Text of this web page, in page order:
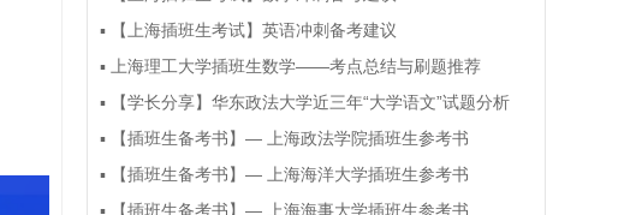
▪
【上海插班生考试】英语冲刺备考建议
▪
上海理工大学插班生数学——考点总结与刷题推荐
▪
【学长分享】华东政法大学近三年“大学语文”试题分析
▪
【插班生备考书】— 上海政法学院插班生参考书
▪
【插班生备考书】— 上海海洋大学插班生参考书
▪
【插班生备考书】— 上海海事大学插班生参考书